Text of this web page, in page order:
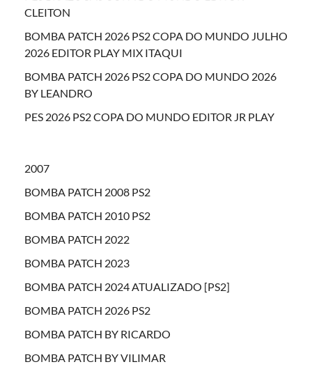
CLEITON
BOMBA PATCH 2026 PS2 COPA DO MUNDO JULHO
2026 EDITOR PLAY MIX ITAQUI
BOMBA PATCH 2026 PS2 COPA DO MUNDO 2026
BY LEANDRO
PES 2026 PS2 COPA DO MUNDO EDITOR JR PLAY
2007
BOMBA PATCH 2008 PS2
BOMBA PATCH 2010 PS2
BOMBA PATCH 2022
BOMBA PATCH 2023
BOMBA PATCH 2024 ATUALIZADO [PS2]
BOMBA PATCH 2026 PS2
BOMBA PATCH BY RICARDO
BOMBA PATCH BY VILIMAR